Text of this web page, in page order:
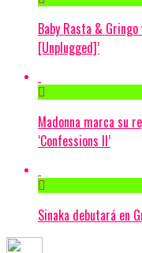
Baby Rasta & Gringo
[Unplugged]’
Madonna marca su
‘Confessions II’
Sinaka debutará en